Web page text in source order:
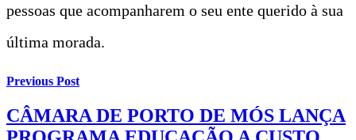
pessoas que acompanharem o seu ente querido à sua
última morada.
Previous Post
CÂMARA DE PORTO DE MÓS LANÇA